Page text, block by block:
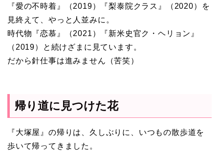
『愛の不時着』（2019）『梨泰院クラス』（2020）を
見終えて、やっと人並みに。
時代物『恋慕』（2021）『新米史官ク・ヘリョン』
（2019）と続けざまに見ています。
だから針仕事は進みません（苦笑）
帰り道に見つけた花
『大塚屋』の帰りは、久しぶりに、いつもの散歩道を
歩いて帰ってきました。